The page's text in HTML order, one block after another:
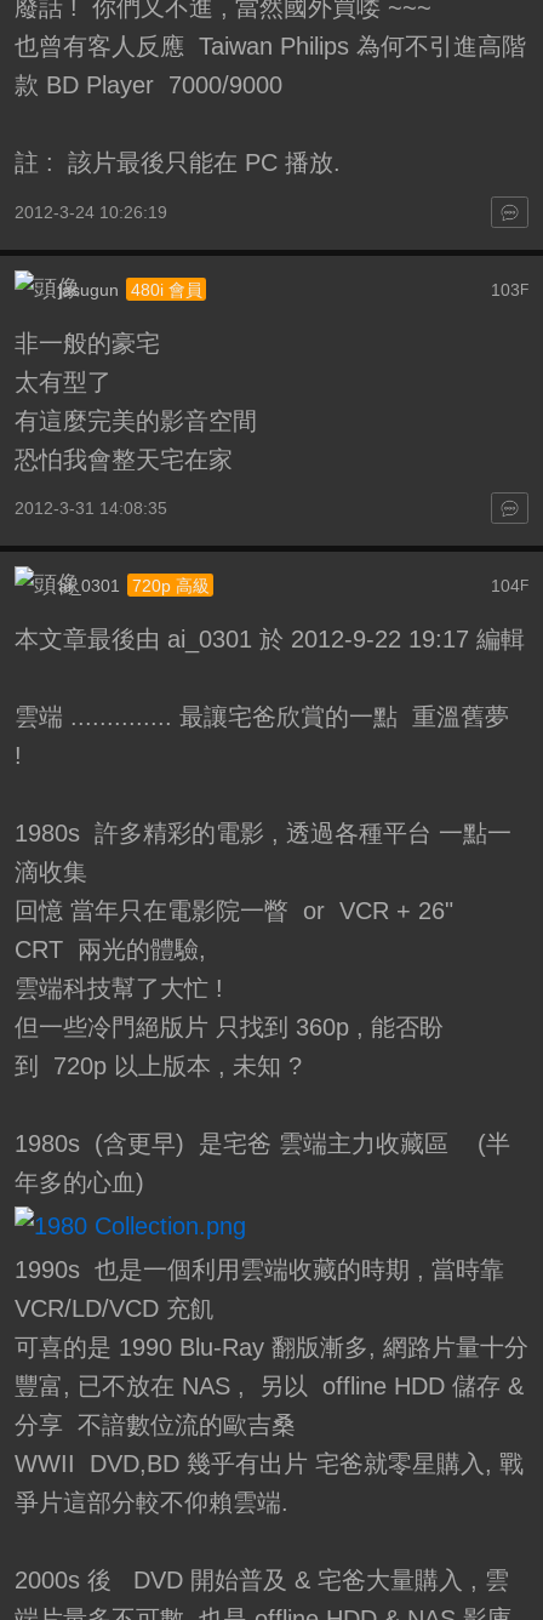
廢話 ! 你們又不進 , 當然國外買喽 ~~~
也曾有客人反應 Taiwan Philips 為何不引進高階
款 BD Player 7000/9000
註 : 該片最後只能在 PC 播放.
2012-3-24 10:26:19
103F
jasugun 480i 會員
非一般的豪宅
太有型了
有這麼完美的影音空間
恐怕我會整天宅在家
2012-3-31 14:08:35
104F
ai_0301 720p 高級
本文章最後由 ai_0301 於 2012-9-22 19:17 編輯
雲端 .............. 最讓宅爸欣賞的一點 重溫舊夢
!
1980s 許多精彩的電影 , 透過各種平台 一點一
滴收集
回憶 當年只在電影院一瞥 or VCR + 26"
CRT 兩光的體驗,
雲端科技幫了大忙 !
但一些冷門絕版片 只找到 360p , 能否盼
到 720p 以上版本 , 未知 ?
1980s (含更早) 是宅爸 雲端主力收藏區 (半
年多的心血)
1990s 也是一個利用雲端收藏的時期 , 當時靠
VCR/LD/VCD 充飢
可喜的是 1990 Blu-Ray 翻版漸多, 網路片量十分
豐富, 已不放在 NAS , 另以 offline HDD 儲存 &
分享 不諳數位流的歐吉桑
WWII DVD,BD 幾乎有出片 宅爸就零星購入, 戰
爭片這部分較不仰賴雲端.
2000s 後 DVD 開始普及 & 宅爸大量購入 , 雲